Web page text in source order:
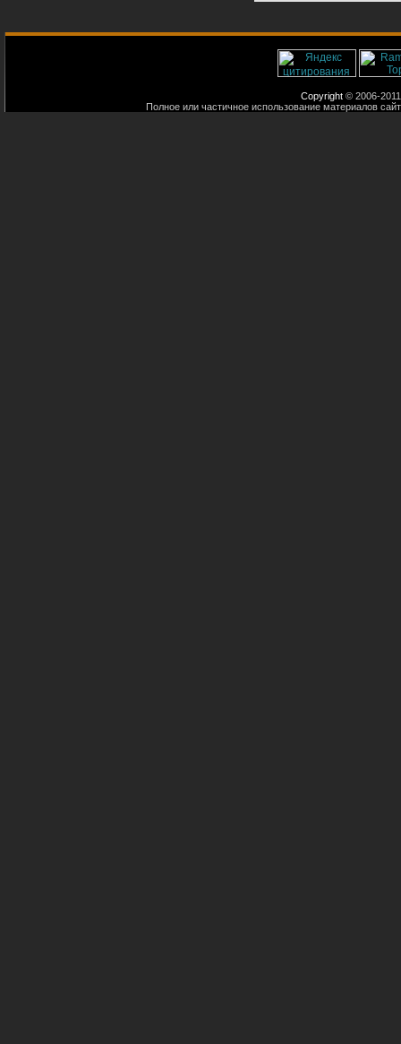
Copyright © 2006-
Полное или частичное использование материалов